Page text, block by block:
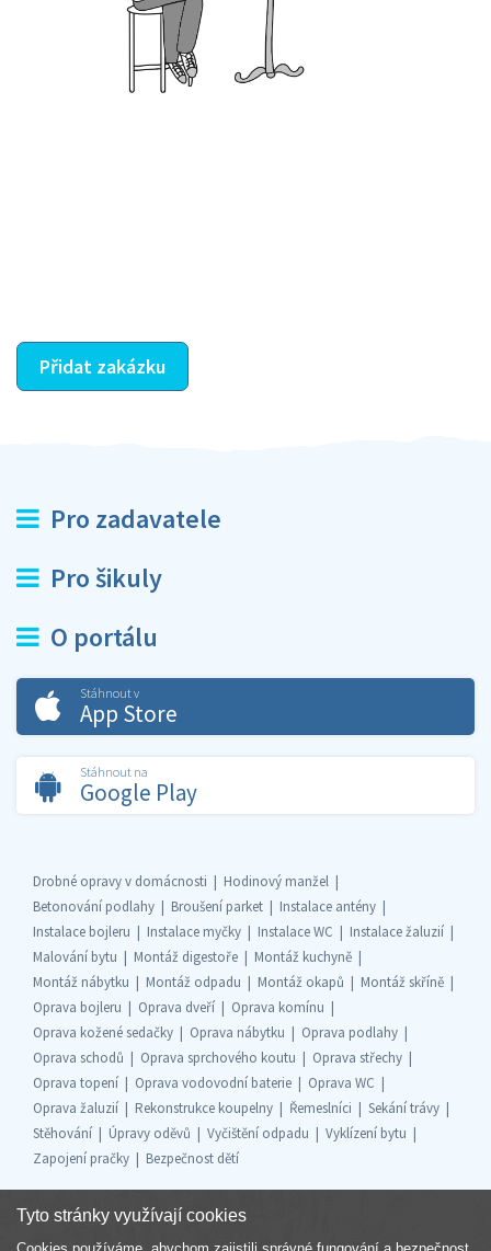
Přidat zakázku
Pro zadavatele
Pro šikuly
O portálu
Stáhnout v
App Store
Stáhnout na
Google Play
Drobné opravy v domácnosti
Hodinový manžel
Betonování podlahy
Broušení parket
Instalace antény
Instalace bojleru
Instalace myčky Instalace WC
Instalace žaluzií
Malování bytu
Montáž digestoře
Montáž kuchyně
Montáž nábytku
Montáž odpadu Montáž okapů
Montáž skříně
Oprava bojleru
Oprava dveří
Oprava komínu
Oprava kožené sedačky
Oprava nábytku
Oprava podlahy
Oprava schodů
Oprava sprchového koutu
Oprava střechy
Oprava topení
Oprava vodovodní baterie
Oprava WC
Oprava žaluzií
Rekonstrukce koupelny Řemeslníci
Sekání trávy
Stěhování
Úpravy oděvů Vyčištění odpadu
Vyklízení bytu
Zapojení pračky
Bezpečnost dětí
Tyto stránky využívají cookies